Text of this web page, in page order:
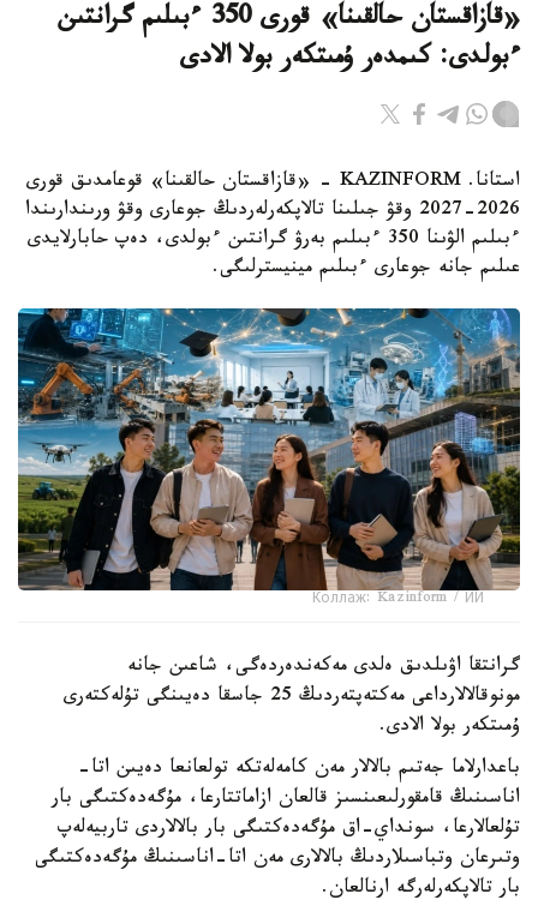
«قازاقستان حالقىنا» قورى 350 ءبىلىم گرانتىن
ءبولدى: كىمدەر ۇمىتكەر بولا الادى
استانا. KAZINFORM - «قازاقستان حالقىنا» قوعامدىق قورى
2026-2027 وقۋ جىلىنا تالاپكەرلەردىڭ جوعارى وقۋ ورىندارىندا
ءبىلىم الۋىنا 350 ءبىلىم بەرۋ گرانتىن ءبولدى، دەپ حابارلايدى
عىلىم جانە جوعارى ءبىلىم مينيسترلىگى.
Коллаж: Kazinform / ИИ
گرانتقا اۋىلدىق ەلدى مەكەندەردەگى، شاعىن جانە
مونوقالالارداعى مەكتەپتەردىڭ 25 جاسقا دەيىنگى تۇلەكتەرى
ۇمىتكەر بولا الادى.
باعدارلاما جەتىم بالالار مەن كامەلەتكە تولعانعا دەيىن اتا-
اناسىنىڭ قامقورلىعىنسىز قالعان ازاماتتارعا، مۇگەدەكتىگى بار
تۇلعالارعا، سونداي-اق مۇگەدەكتىگى بار بالالاردى تاربيەلەپ
وتىرعان وتباسىلاردىڭ بالالارى مەن اتا-اناسىنىڭ مۇگەدەكتىگى
بار تالاپكەرلەرگە ارنالعان.